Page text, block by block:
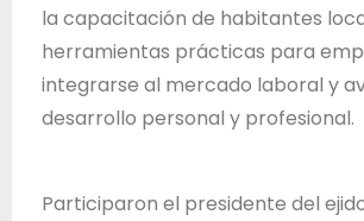
la capacitación de habitantes
herramientas prácticas para
integrarse al mercado laboral y
desarrollo personal y profesional.
Participaron el presidente del